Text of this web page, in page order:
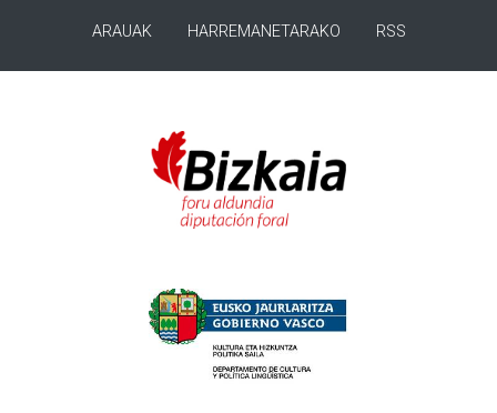
ARAUAK HARREMANETARAKO RSS